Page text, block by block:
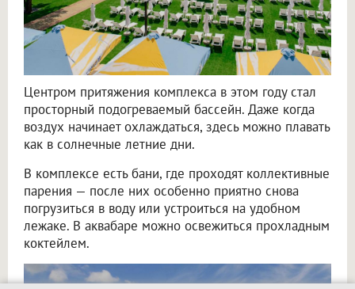
Центром притяжения комплекса в этом году стал
просторный подогреваемый бассейн. Даже когда
воздух начинает охлаждаться, здесь можно плавать
как в солнечные летние дни.
В комплексе есть бани, где проходят коллективные
парения — после них особенно приятно снова
погрузиться в воду или устроиться на удобном
лежаке. В аквабаре можно освежиться прохладным
коктейлем.